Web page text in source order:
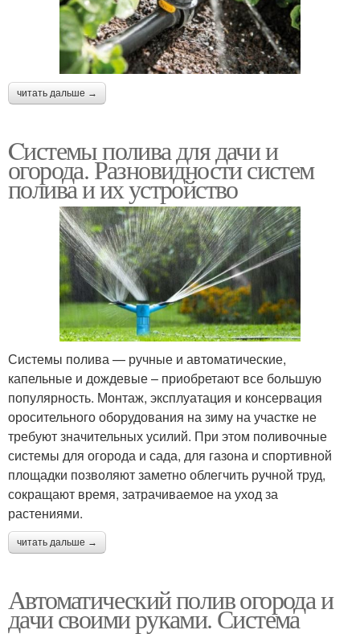
читать дальше →
Cистемы полива для дачи и
огорода. Разновидности систем
полива и их устройство
Системы полива — ручные и автоматические,
капельные и дождевые – приобретают все большую
популярность. Монтаж, эксплуатация и консервация
оросительного оборудования на зиму на участке не
требуют значительных усилий. При этом поливочные
системы для огорода и сада, для газона и спортивной
площадки позволяют заметно облегчить ручной труд,
сокращают время, затрачиваемое на уход за
растениями.
читать дальше →
Автоматический полив огорода и
дачи своими руками. Система